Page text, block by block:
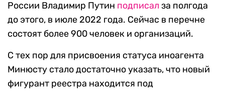
России Владимир Путин подписал за полгода
до этого, в июле 2022 года. Сейчас в перечне
состоят более 900 человек и организаций.
С тех пор для присвоения статуса иноагента
Минюсту стало достаточно указать, что новый
фигурант реестра находится под